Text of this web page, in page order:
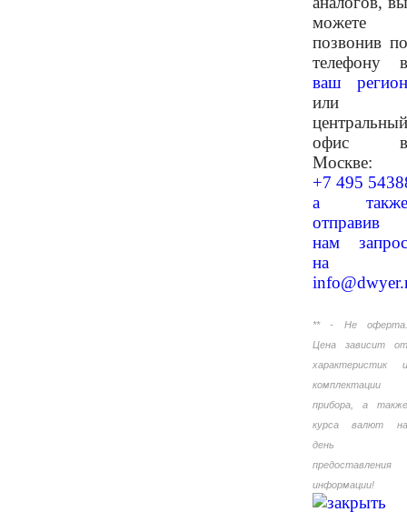
можете
позвонив по
телефону в
ваш регион
или
центральный
офис в
Москве:
+7 495
а также
отправив
нам запрос
на
** - Не оферта.
Цена зависит от
характеристик и
комплектации
прибора, а также
курса валют на
день
предоставления
информации!